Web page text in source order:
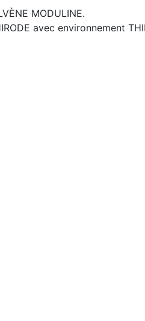
MODULINE.
avec environnement